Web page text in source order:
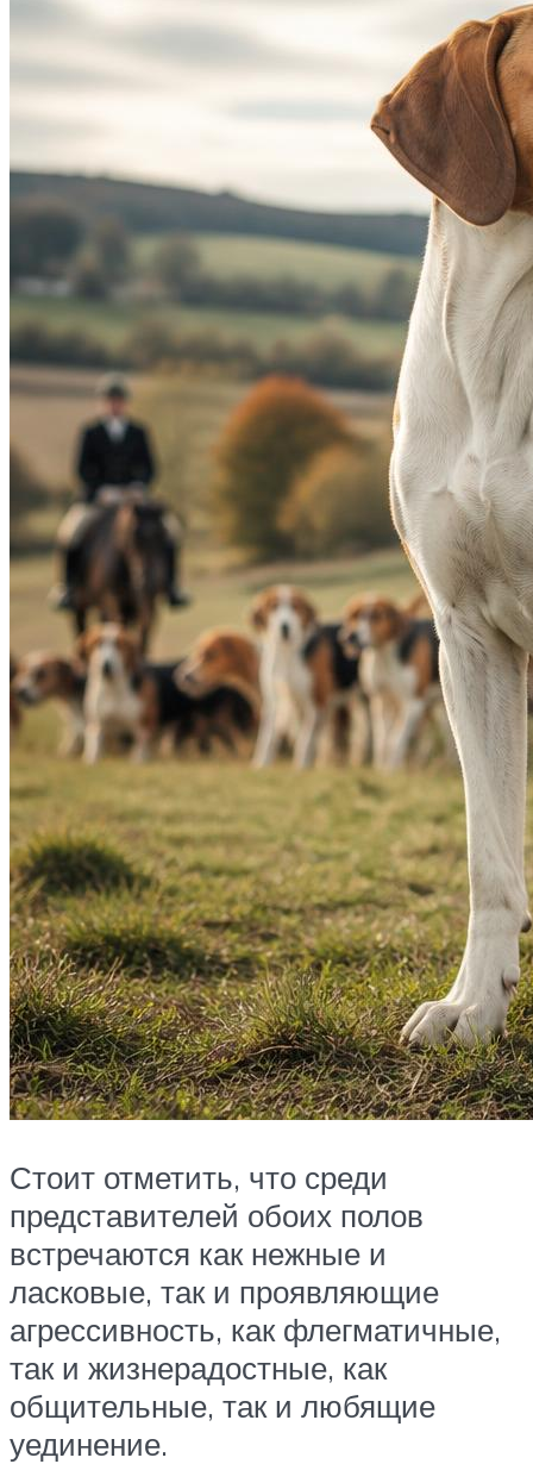
Стоит отметить, что среди
представителей обоих полов
встречаются как нежные и
ласковые, так и проявляющие
агрессивность, как флегматичные,
так и жизнерадостные, как
общительные, так и любящие
уединение.